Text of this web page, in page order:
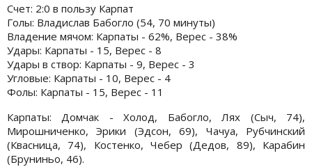
Счет: 2:0 в пользу Карпат
Голы: Владислав Бабогло (54, 70 минуты)
Владение мячом: Карпаты - 62%, Верес - 38%
Удары: Карпаты - 15, Верес - 8
Удары в створ: Карпаты - 9, Верес - 3
Угловые: Карпаты - 10, Верес - 4
Фолы: Карпаты - 15, Верес - 11
Карпаты: Домчак - Холод, Бабогло, Лях (Сыч, 74),
Мирошниченко, Эрики (Эдсон, 69), Чачуа, Рубчинский
(Квасница, 74), Костенко, Чебер (Дедов, 89), Карабин
(Бруниньо, 46).